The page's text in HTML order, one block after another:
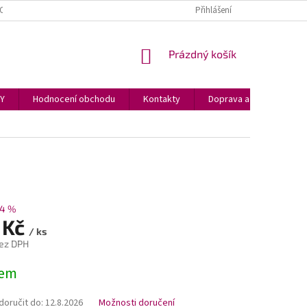
OBCHODU GLACI AID HASICÍ SPREJ
Přihlášení
NÁKUPNÍ
Prázdný košík
Hodnocení obchodu Kontakty
Doprava a podmínky
%
/ ks
DPH
do: 12.8.2026 Možnosti doručení